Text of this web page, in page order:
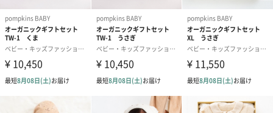
も男の子にも似合います。すべり止めつきです。
名入れオプション（有料）
オプションでスタイに名入れができます。